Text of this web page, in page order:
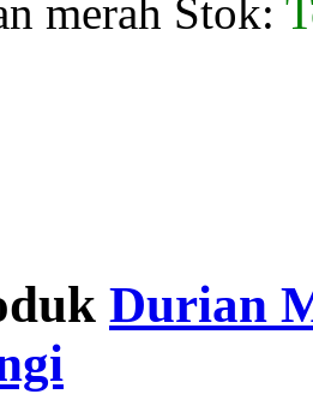
merah Stok:
Durian